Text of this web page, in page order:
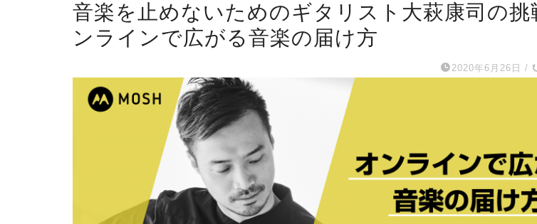
音楽を止めないためのギタリスト大萩康司の挑
ンラインで広がる音楽の届け方
2020年6月26日 /